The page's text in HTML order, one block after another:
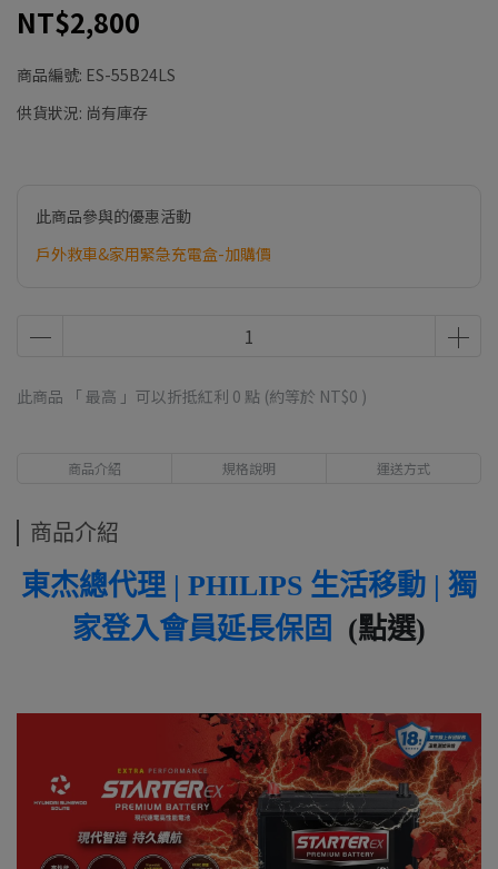
NT$2,800
商品編號: ES-55B24LS
供貨狀況: 尚有庫存
此商品參與的優惠活動
戶外救車&家用緊急充電盒-加購價
此商品 「 最高 」可以折抵紅利 0 點 (約等於 NT$0 )
商品介紹 規格說明 運送方式
商品介紹
東杰總代理 | PHILIPS 生活移動 | 獨
家登入會員延長保固
(點選)